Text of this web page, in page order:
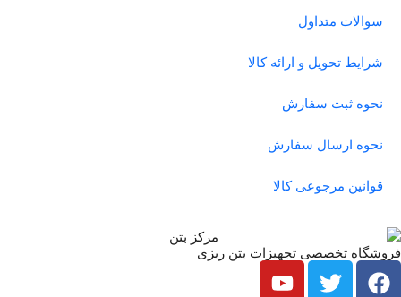
سوالات متداول
شرایط تحویل و ارائه کالا
نحوه ثبت سفارش
نحوه ارسال سفارش
قوانین مرجوعی کالا
فروشگاه تخصصی تجهیزات بتن ریزی